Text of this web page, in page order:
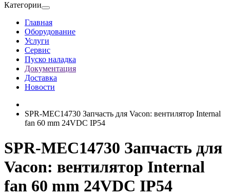
Категории
Главная
Оборудование
Услуги
Сервис
Пуско наладка
Документация
Доставка
Новости
SPR-MEC14730 Запчасть для Vacon: вентилятор Internal
fan 60 mm 24VDC IP54
SPR-MEC14730 Запчасть для
Vacon: вентилятор Internal
fan 60 mm 24VDC IP54